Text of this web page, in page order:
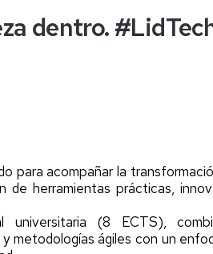
dentro.
para acompañar la
de herramientas prácticas,
universitaria (8 ECTS),
y metodologías ágiles con un